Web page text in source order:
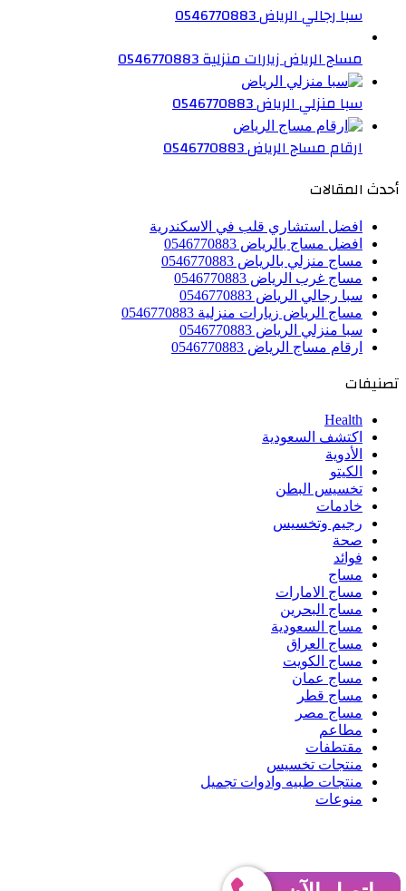
سبا رجالي الرياض 0546770883
مساج الرياض زيارات منزلية 0546770883
سبا منزلي الرياض 0546770883
ارقام مساج الرياض 0546770883
أحدث المقالات
افضل استشاري قلب في الاسكندرية
افضل مساج بالرياض 0546770883
مساج منزلي بالرياض 0546770883
مساج غرب الرياض 0546770883
سبا رجالي الرياض 0546770883
مساج الرياض زيارات منزلية 0546770883
سبا منزلي الرياض 0546770883
ارقام مساج الرياض 0546770883
تصنيفات
Health
اكتشف السعودية
الأدوية
الكيتو
تخسيس البطن
خادمات
رجيم وتخسيس
صحة
فوائد
مساج
مساج الامارات
مساج البحرين
مساج السعودية
مساج العراق
مساج الكويت
مساج عمان
مساج قطر
مساج مصر
مطاعم
مقتطفات
منتجات تخسيس
منتجات طبيه وادوات تجميل
منوعات